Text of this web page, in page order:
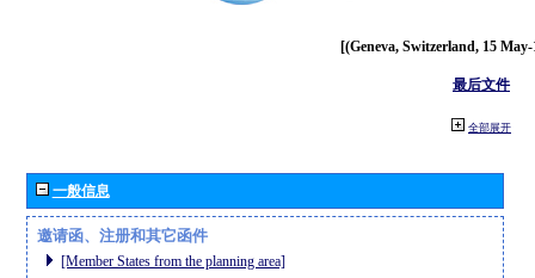
[(Geneva, Switzerland, 15
最后文件
全部展开
一般信息
邀请函、注册和其它函件
[Member States from the planning area]